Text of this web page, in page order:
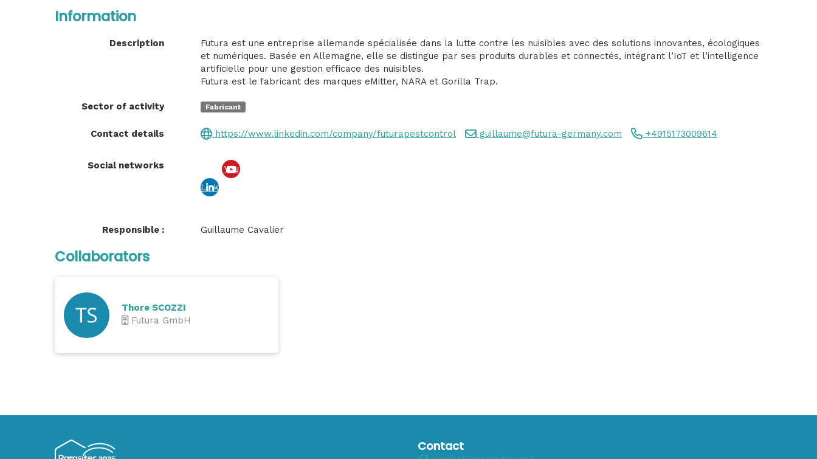
Information
Description
Futura est une entreprise allemande spécialisée dans la lutte contre les nuisibles avec des solutions innovantes, écologiques
et numériques. Basée en Allemagne, elle se distingue par ses produits durables et connectés, intégrant l’IoT et l’intelligence
artificielle pour une gestion efficace des nuisibles.
Futura est le fabricant des marques eMitter, NARA et Gorilla Trap.
Sector of activity Fabricant
Contact details https://www.linkedin.com/company/futurapestcontrol guillaume@futura-germany.com +4915173009614
Social networks
Link
You
Responsible : Guillaume Cavalier
Collaborators
Thore SCOZZI
Futura GmbH
Contact